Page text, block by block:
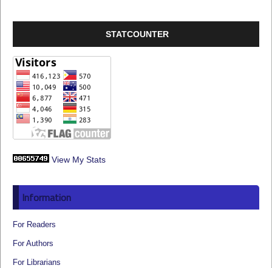
STATCOUNTER
View My Stats
Information
For Readers
For Authors
For Librarians